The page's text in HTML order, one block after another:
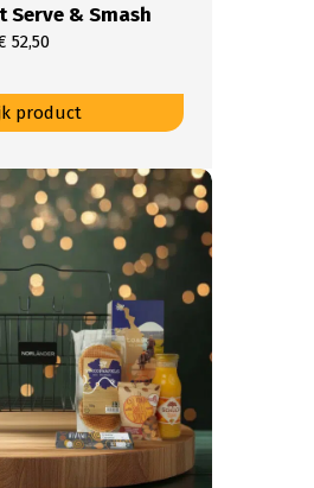
Serve & Smash
52,50
product